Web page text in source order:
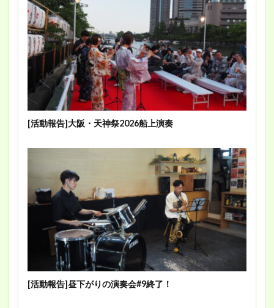
[活動報告]大阪・天神祭2026船上演奏
[活動報告]昼下がりの演奏会#9終了！